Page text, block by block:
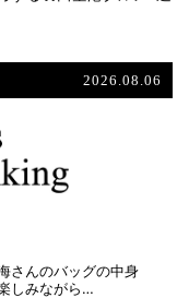
2026.08.06
さんのバッグの中身
しみながら…